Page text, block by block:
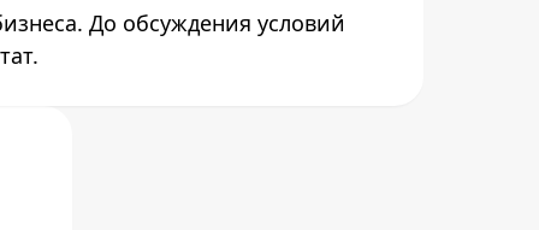
До обсуждения условий